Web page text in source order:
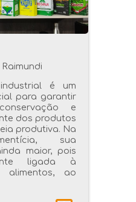
é um
para garantir
e
dos produtos
produtiva. Na
sua
maior, pois
ligada à
alimentos, ao